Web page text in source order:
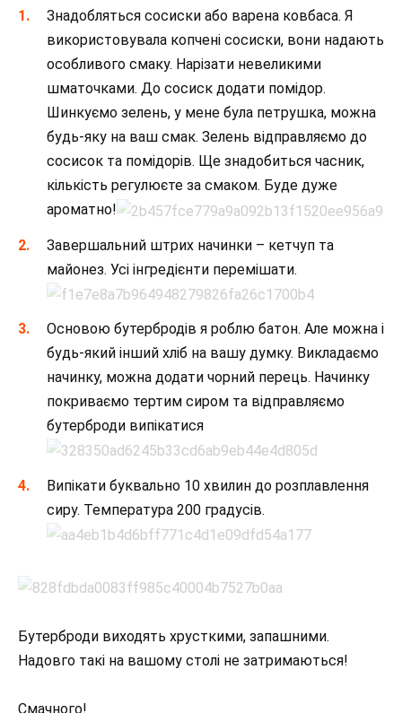
Знадобляться сосиски або варена ковбаса. Я
використовувала копчені сосиски, вони надають
особливого смаку. Нарізати невеликими
шматочками. До сосиск додати помідор.
Шинкуємо зелень, у мене була петрушка, можна
будь-яку на ваш смак. Зелень відправляємо до
сосисок та помідорів. Ще знадобиться часник,
кількість регулюєте за смаком. Буде дуже
ароматно!
Завершальний штрих начинки – кетчуп та
майонез. Усі інгредієнти перемішати.
Основою бутербродів я роблю батон. Але можна і
будь-який інший хліб на вашу думку. Викладаємо
начинку, можна додати чорний перець. Начинку
покриваємо тертим сиром та відправляємо
бутерброди випікатися
Випікати буквально 10 хвилин до розплавлення
сиру. Температура 200 градусів.
Бутерброди виходять хрусткими, запашними.
Надовго такі на вашому столі не затримаються!
Смачного!